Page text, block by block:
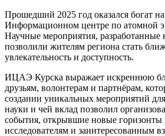
Прошедший 2025 год оказался богат
Информационном центре по атомной
Научные мероприятия, разработанные
позволили жителям региона стать
увлекательность и доступность.
ИЦАЭ Курска выражает искреннюю
друзьям, волонтерам и партнёрам,
создании уникальных мероприятий
науки и чей вклад позволил
события, открывшие новые
исследователям и заинтересованным